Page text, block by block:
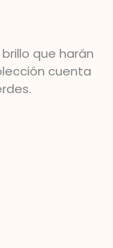
que harán
cuenta